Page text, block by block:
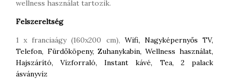
wellness használat tartozik.
Felszereltség
1 x franciaágy (160x200 cm), Wifi, Nagyképernyős TV,
Telefon, Fürdőköpeny, Zuhanykabin, Wellness használat,
Hajszárító, Vízforraló, Instant kávé, Tea, 2 palack
ásványvíz